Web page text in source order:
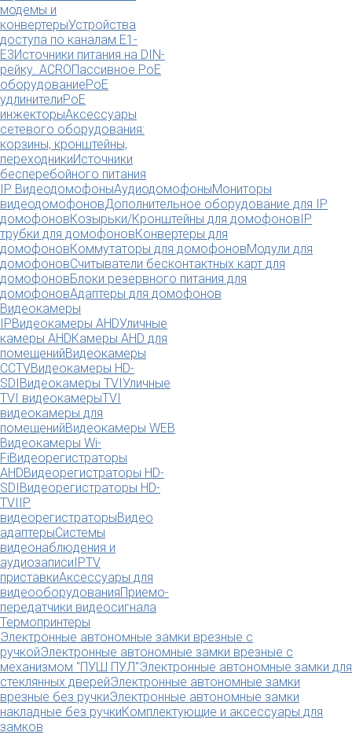
модемы и
конвертерыУстройства
доступа по каналам E1-
E3Источники питания на DIN-
рейку. ACROПассивное PoE
оборудованиеPoE
удлинителиPoE
инжекторыАксессуары
сетевого оборудования:
корзины, кронштейны,
переходникиИсточники
бесперебойного питания
IP ВидеодомофоныАудиодомофоныМониторы
видеодомофоновДополнительное оборудование для IP
домофоновКозырьки/Кронштейны для домофоновIP
трубки для домофоновКонвертеры для
домофоновКоммутаторы для домофоновМодули для
домофоновСчитыватели бесконтактных карт для
домофоновБлоки резервного питания для
домофоновАдаптеры для домофонов
Видеокамеры
IPВидеокамеры AHDУличные
камеры AHDКамеры AHD для
помещенийВидеокамеры
CCTVВидеокамеры HD-
SDIВидеокамеры TVIУличные
TVI видеокамерыTVI
видеокамеры для
помещенийВидеокамеры WEB
Видеокамеры Wi-
FiВидеорегистраторы
AHDВидеорегистраторы HD-
SDIВидеорегистраторы HD-
TVI IP
видеорегистраторыВидео
адаптерыСистемы
видеонаблюдения и
аудиозаписиIPTV
приставкиАксессуары для
видеооборудованияПриемо-
передатчики видеосигнала
Термопринтеры
Электронные автономные замки врезные с
ручкойЭлектронные автономные замки врезные с
механизмом "ПУШ ПУЛ"Электронные автономные замки для
стеклянных дверейЭлектронные автономные замки
врезные без ручкиЭлектронные автономные замки
накладные без ручкиКомплектующие и аксессуары для
замков